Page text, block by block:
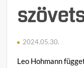
2024.05.30.
Leo Hohmann